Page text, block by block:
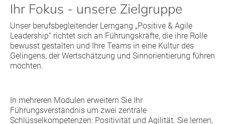
Ihr Fokus - unsere Zielgruppe
Unser berufsbegleitender Lerngang „Positive & Agile
Leadership“ richtet sich an Führungskräfte, die ihre Rolle
bewusst gestalten und Ihre Teams in eine Kultur des
Gelingens, der Wertschätzung und Sinnorientierung führen
möchten.
In mehreren Modulen erweitern Sie Ihr
Führungsverständnis um zwei zentrale
Schlüsselkompetenzen: Positivität und Agilität. Sie lernen,